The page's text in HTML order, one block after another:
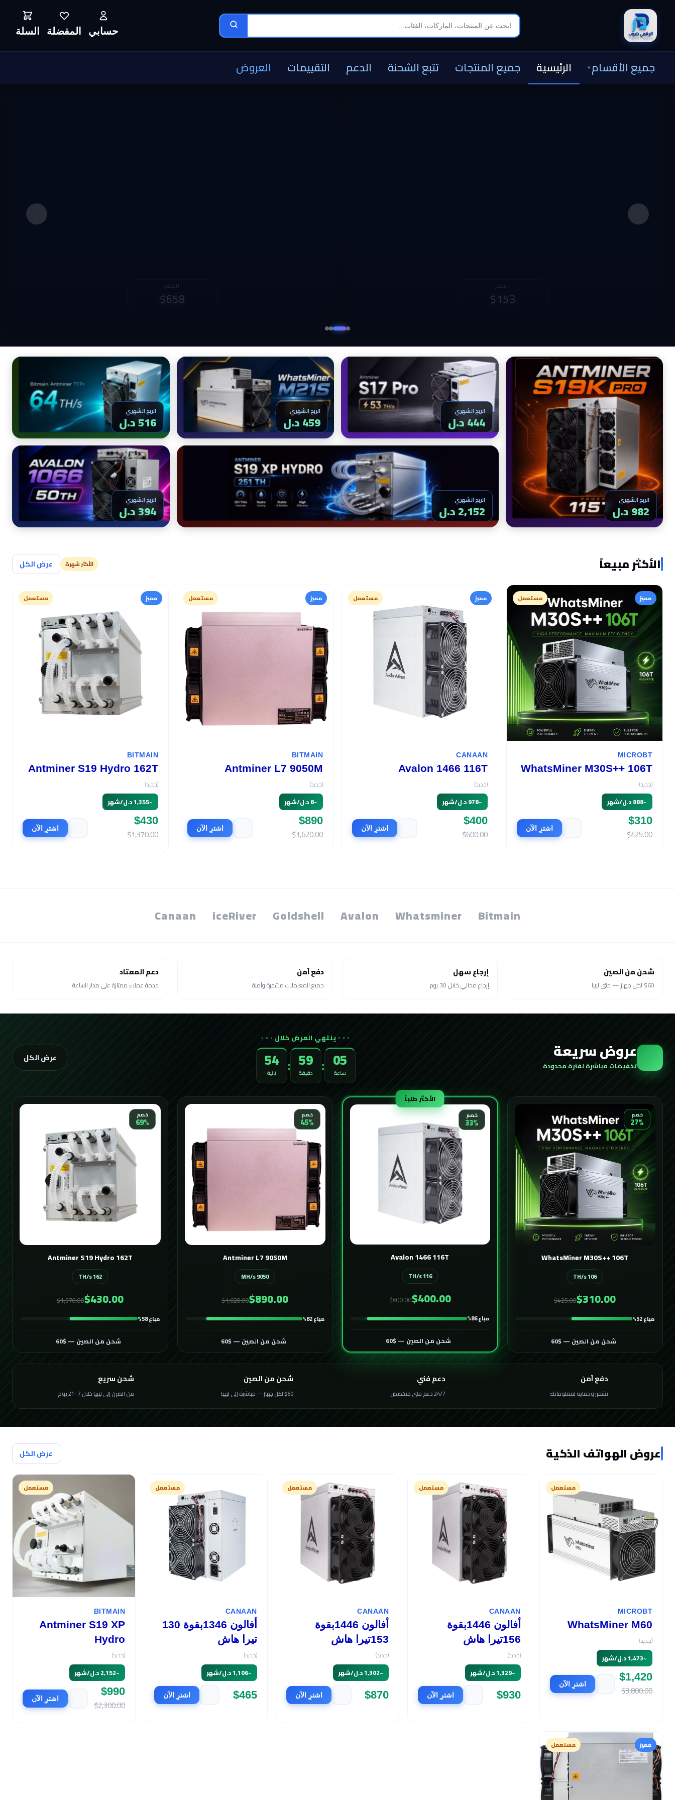
حسابي المفضلة السلة
جميع الأقسام الرئيسية جميع المنتجات تتبع الشحنة الدعم التقييمات العروض
السعر
$230
الربح الشهري
716 د.ل السعر
$990
الربح الشهري
1,945 د.ل
الربح الشهري
982 د.ل
الربح الشهري
444 د.ل
الربح الشهري
459 د.ل
الربح الشهري
516 د.ل
الربح الشهري
2,152 د.ل
الربح الشهري
394 د.ل
الأكثر مبيعاً الأكثر شهرة عرض الكل
مميز مستعمل
MICROBT
WhatsMiner M30S++ 106T
(جديد)
~888 د.ل/شهر
$310
$425.00 اشترِ الآن
مميز مستعمل
CANAAN
Avalon 1466 116T
(جديد)
~978 د.ل/شهر
$400
$600.00 اشترِ الآن
مميز مستعمل
BITMAIN
Antminer L7 9050M
(جديد)
~8 د.ل/شهر
$890
$1,620.00 اشترِ الآن
مميز مستعمل
BITMAIN
Antminer S19 Hydro 162T
(جديد)
~1,355 د.ل/شهر
$430
$1,370.00 اشترِ الآن
Bitmain
Whatsminer
Avalon
Goldshell
iceRiver
Canaan
شحن من الصين
$60 لكل جهاز — حتى ليبيا
إرجاع سهل
إرجاع مجاني خلال 30 يوم
دفع آمن
جميع المعاملات مشفرة وآمنة
دعم المعتاد
خدمة عملاء ممتازة على مدار الساعة
عروض سريعة
تخفيضات مباشرة لفترة محدودة
ينتهي العرض خلال
05
ساعة :
59
دقيقة :
52
ثانية
عرض الكل
خصم
27%
WhatsMiner M30S++ 106T
106 TH/s
$310.00
$425.00
مباع 52%
شحن من الصين — $60
الأكثر طلباً
خصم
33%
Avalon 1466 116T
116 TH/s
$400.00
$600.00
مباع 86%
شحن من الصين — $60
خصم
45%
Antminer L7 9050M
9050 MH/s
$890.00
$1,620.00
مباع 82%
شحن من الصين — $60
خصم
69%
Antminer S19 Hydro 162T
162 TH/s
$430.00
$1,370.00
مباع 58%
شحن من الصين — $60
دفع آمن
تشفير وحماية لمعلوماتك
دعم فني
24/7 دعم فني متخصص
شحن من الصين
$60 لكل جهاز — مباشرة إلى ليبيا
شحن سريع
من الصين إلى ليبيا خلال 7–21 يوم
عروض الهواتف الذكية عرض الكل
مستعمل
MICROBT
WhatsMiner M60
(جديد)
~1,473 د.ل/شهر
$1,420
$3,800.00 اشترِ الآن
مستعمل
CANAAN
أفالون 1446بقوة
156تيرا هاش
(جديد)
~1,329 د.ل/شهر
$930 اشترِ الآن
مستعمل
CANAAN
أفالون 1446بقوة
153تيرا هاش
(جديد)
~1,302 د.ل/شهر
$870 اشترِ الآن
مستعمل
CANAAN
أفالون 1346بقوة 130
تيرا هاش
(جديد)
~1,106 د.ل/شهر
$465 اشترِ الآن
مستعمل
BITMAIN
Antminer S19 XP
Hydro
(جديد)
~2,152 د.ل/شهر
$990
$2,300.00 اشترِ الآن
مميز مستعمل